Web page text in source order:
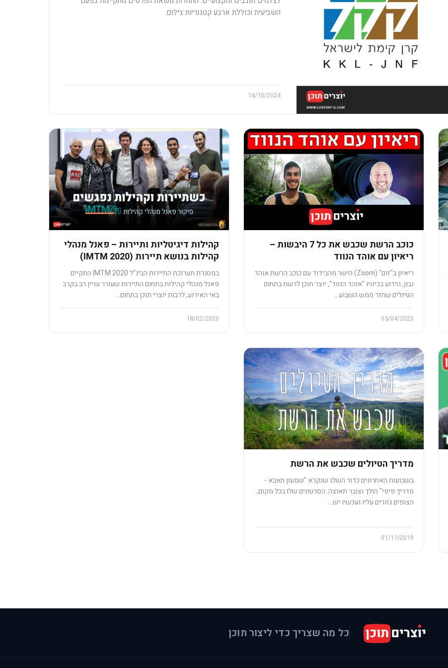
השביעית וכוללת ארבע קטגוריות צילום.
14/10/2024
כוכב הרשת שכבש את כל 7 היבשות –
ריאיון עם אוהד הנווד
ריאיון ב"זום" (Zoom) הישר מהבידוד עם כוכב הרשת אוהד
נבון, הידוע בכינויו "אוהד הנווד", יוצר תוכן לרשת בתחום
הטיולים שחזר ממש השבוע…
05/04/2020
קהילות דיגיטליות ותיירות – פאנל מנהלי
קהילות בנושא תיירות (IMTM 2020)
במסגרת תערוכת התיירות הבינ"ל IMTM 2020 התקיים
פאנל מנהלי קהילות בתחום התיירות שעורר עניין רב בקרב
באי האירוע, לרבות יוצרי תוכן בתחום…
18/02/2020
מדריך הטיולים שכבש את הרשת
בשבועות האחרונים כדור השלג שנקרא "שמעון חאבא -
מדריך פיפי" הולך וצובר תאוצה. הסרטונים שלו בכל מקום,
הצופים גזורים עליו ועכשיו יש…
01/11/2019
כל מה שצריך כדי ליצור תוכן